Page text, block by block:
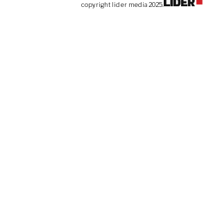
copyright lider media 2025.